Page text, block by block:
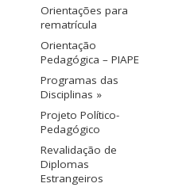
Orientações para
rematrícula
Orientação
Pedagógica – PIAPE
Programas das
Disciplinas »
Projeto Político-
Pedagógico
Revalidação de
Diplomas
Estrangeiros